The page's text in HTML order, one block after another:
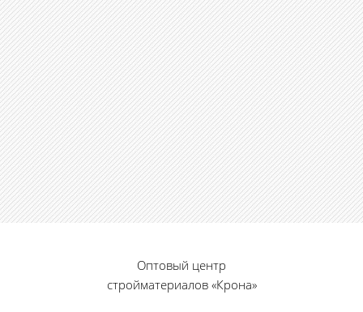
Оптовый центр
стройматериалов «Крона»